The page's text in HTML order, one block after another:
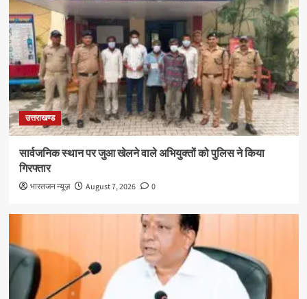
उत्तराखण्ड
सार्वजनिक स्थान पर जुआ खेलने वाले अभियुक्तों को पुलिस ने किया
गिरफ्तार
भारतजन न्यूज़ August 7, 2026 0